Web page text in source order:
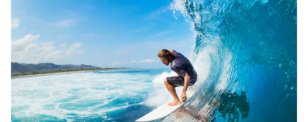
게 되었어요! (IELTS를 준비한 보람이 있네요 ㅋㅋㅋ) 그래서 이제부터 내년
이맘때쯤 까지 교환학생을 준비하는 과정부터 영국 생활까지 쭉 포스팅을 하려
고 합니다. 그 첫 번째 시작은 바로 교환학생 지원할 때 자기소개서 및 면접을 준
비하는 것인데요. 저같은 경우는 학점이 그리 높은 편이 아닌데 (3.1점대...ㅋㅋ)
1지망 그리고 영국에 붙은 것으로 봐서 학점이 그리 큰 요소는 아닌 것 같습니다.
제..